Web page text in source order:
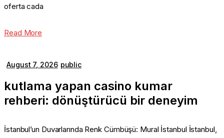
oferta cada
Read More
August 7, 2026 public
kutlama yapan casino kumar
rehberi: dönüştürücü bir deneyim
İstanbul’un Duvarlarında Renk Cümbüşü: Mural İstanbul İstanbul,